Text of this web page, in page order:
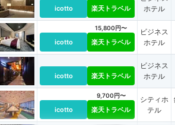
icotto 楽天トラベル
ホテル
icotto
15,800円〜
楽天トラベル
ビジネス
ホテル
icotto 楽天トラベル
ビジネス
ホテル
icotto
9,700円〜
楽天トラベル
シティホ
テル